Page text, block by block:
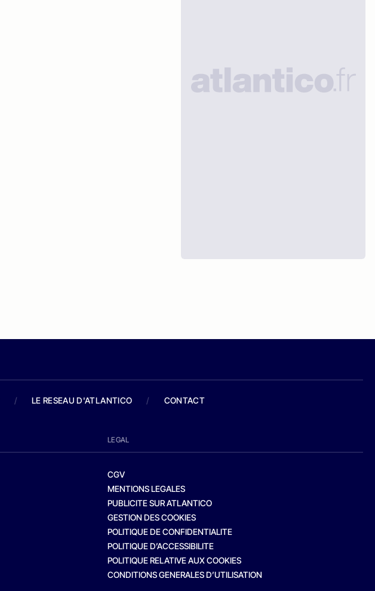
/ LE RESEAU D'ATLANTICO / CONTACT
LEGAL
CGV
MENTIONS LEGALES
PUBLICITE SUR ATLANTICO
GESTION DES COOKIES
POLITIQUE DE CONFIDENTIALITE
POLITIQUE D’ACCESSIBILITE
POLITIQUE RELATIVE AUX COOKIES
CONDITIONS GENERALES D’UTILISATION